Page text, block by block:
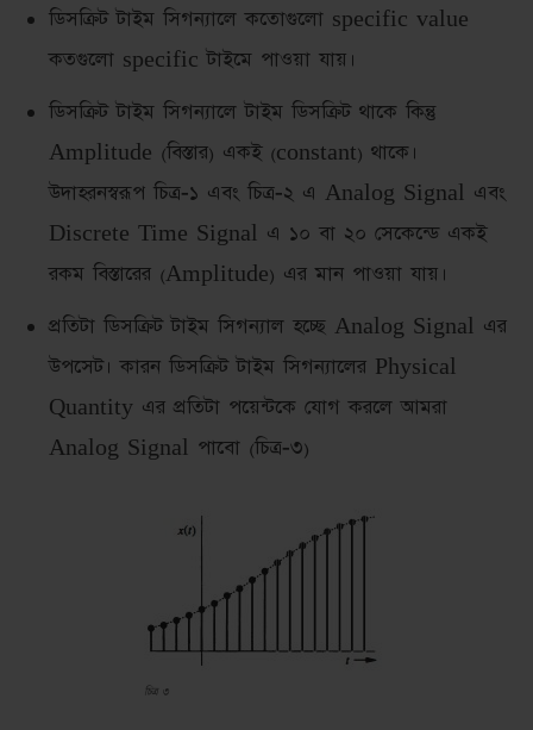
ডিসক্রিট টাইম সিগন্যালে কতোগুলো specific value
কতগুলো specific টাইমে পাওয়া যায়।
ডিসক্রিট টাইম সিগন্যালে টাইম ডিসক্রিট থাকে কিন্তু
Amplitude (বিস্তার) একই (constant) থাকে।
উদাহরনস্বরূপ চিত্র-১ এবং চিত্র-২ এ Analog Signal এবং
Discrete Time Signal এ ১০ বা ২০ সেকেন্ডে একই
রকম বিস্তারের (Amplitude) এর মান পাওয়া যায়।
প্রতিটা ডিসক্রিট টাইম সিগন্যাল হচ্ছে Analog Signal এর
উপসেট। কারন ডিসক্রিট টাইম সিগন্যালের Physical
Quantity এর প্রতিটা পয়েন্টকে যোগ করলে আমরা
Analog Signal পাবো (চিত্র-৩)
চিত্র ৩